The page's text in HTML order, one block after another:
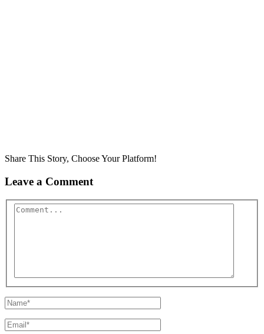
Share This Story, Choose Your Platform!
Leave a Comment